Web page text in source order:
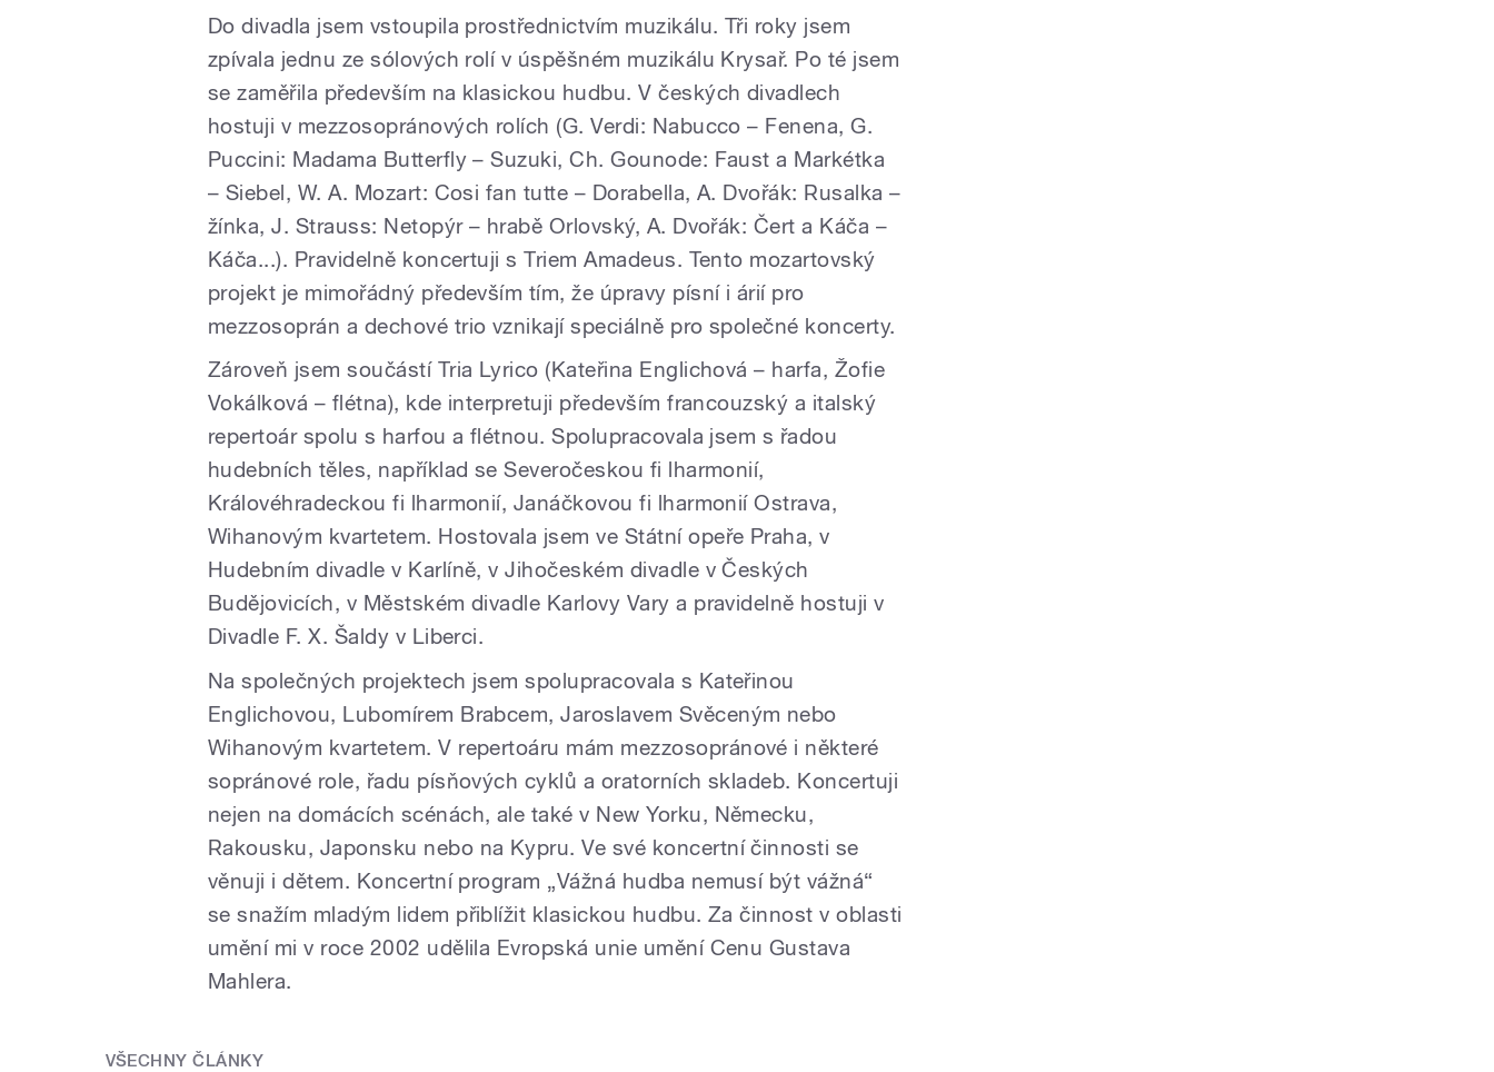
Do divadla jsem vstoupila prostřednictvím muzikálu. Tři roky jsem
zpívala jednu ze sólových rolí v úspěšném muzikálu Krysař. Po té jsem
se zaměřila především na klasickou hudbu. V českých divadlech
hostuji v mezzosopránových rolích (G. Verdi: Nabucco – Fenena, G.
Puccini: Madama Butterfly – Suzuki, Ch. Gounode: Faust a Markétka
– Siebel, W. A. Mozart: Cosi fan tutte – Dorabella, A. Dvořák: Rusalka –
žínka, J. Strauss: Netopýr – hrabě Orlovský, A. Dvořák: Čert a Káča –
Káča...). Pravidelně koncertuji s Triem Amadeus. Tento mozartovský
projekt je mimořádný především tím, že úpravy písní i árií pro
mezzosoprán a dechové trio vznikají speciálně pro společné koncerty.
Zároveň jsem součástí Tria Lyrico (Kateřina Englichová – harfa, Žofie
Vokálková – flétna), kde interpretuji především francouzský a italský
repertoár spolu s harfou a flétnou. Spolupracovala jsem s řadou
hudebních těles, například se Severočeskou fi lharmonií,
Královéhradeckou fi lharmonií, Janáčkovou fi lharmonií Ostrava,
Wihanovým kvartetem. Hostovala jsem ve Státní opeře Praha, v
Hudebním divadle v Karlíně, v Jihočeském divadle v Českých
Budějovicích, v Městském divadle Karlovy Vary a pravidelně hostuji v
Divadle F. X. Šaldy v Liberci.
Na společných projektech jsem spolupracovala s Kateřinou
Englichovou, Lubomírem Brabcem, Jaroslavem Svěceným nebo
Wihanovým kvartetem. V repertoáru mám mezzosopránové i některé
sopránové role, řadu písňových cyklů a oratorních skladeb. Koncertuji
nejen na domácích scénách, ale také v New Yorku, Německu,
Rakousku, Japonsku nebo na Kypru. Ve své koncertní činnosti se
věnuji i dětem. Koncertní program „Vážná hudba nemusí být vážná“
se snažím mladým lidem přiblížit klasickou hudbu. Za činnost v oblasti
umění mi v roce 2002 udělila Evropská unie umění Cenu Gustava
Mahlera.
VŠECHNY ČLÁNKY